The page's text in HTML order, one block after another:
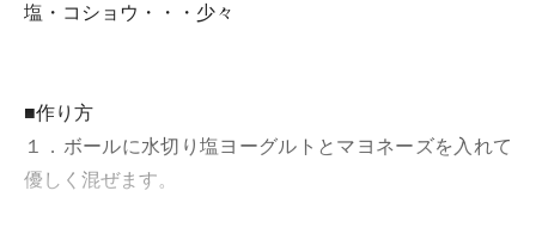
塩・コショウ・・・少々
■作り方
１．ボールに水切り塩ヨーグルトとマヨネーズを入れて
優しく混ぜます。